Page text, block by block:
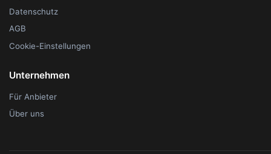
Datenschutz
AGB
Cookie-Einstellungen
Unternehmen
Für Anbieter
Über uns